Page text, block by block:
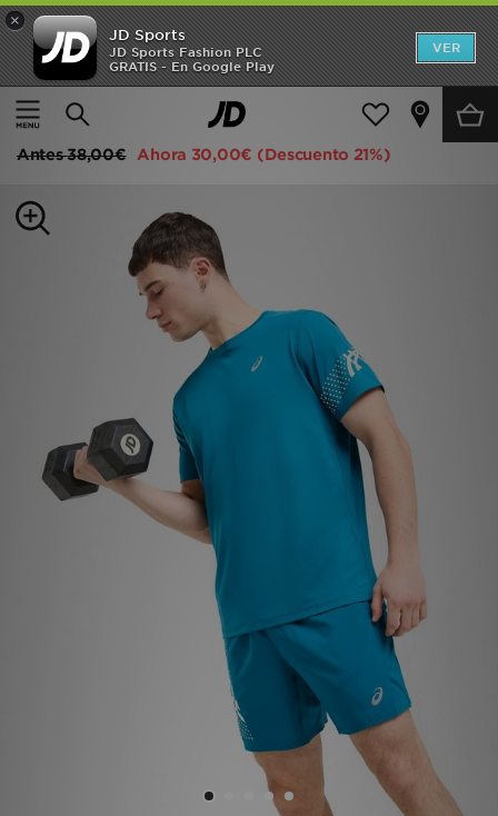
×
JD Sports
JD Sports Fashion PLC
GRATIS - En Google Play
VER
Página principal
Hombre Ropa de hombre Camisetas
ASICS Camiseta Icon
Antes38,00€ Ahora 30,00€ (Descuento 21%)
Hombre
Mujer
Estilo
Ofertas
TARJETA REGALO